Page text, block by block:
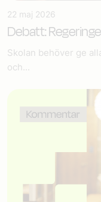
22 maj 2026
Debatt:
Skolan behöver ge
och...